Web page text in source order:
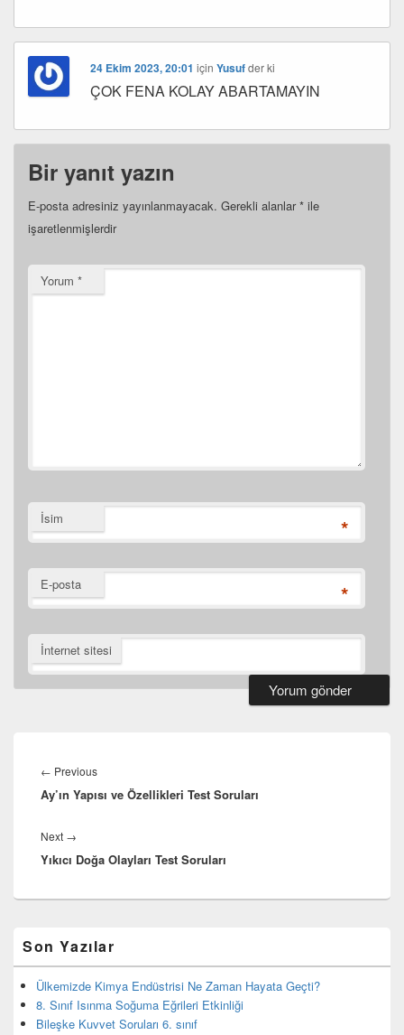
24 Ekim 2023, 20:01 içinYusuf der ki
ÇOK FENA KOLAY ABARTAMAYIN
Bir yanıt yazın
E-posta adresiniz yayınlanmayacak. Gerekli alanlar* ile
işaretlenmişlerdir
Yorum *
İsim *
E-posta *
İnternet sitesi
gezinmesi
← PreviousPrevious
post:
Ay’ın Yapısı ve Özellikleri Test Soruları
Next →
post:
Yıkıcı Doğa Olayları Test Soruları
yan
bar
eklenti
bölgesi
Son Yazılar
Ülkemizde Kimya Endüstrisi Ne Zaman Hayata Geçti?
8. Sınıf Isınma Soğuma Eğrileri Etkinliği
Bileşke Kuvvet Soruları 6. sınıf